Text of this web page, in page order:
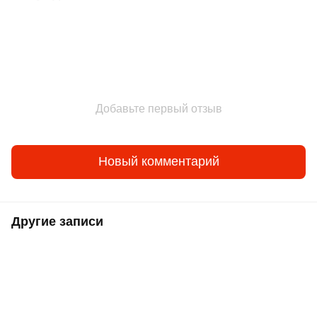
Добавьте первый отзыв
Новый комментарий
Другие записи